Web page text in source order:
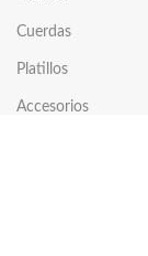
Cuerdas
Platillos
Accesorios